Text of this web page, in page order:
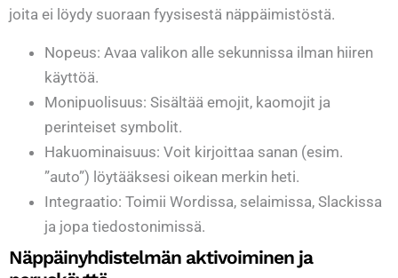
joita ei löydy suoraan fyysisestä näppäimistöstä.
Nopeus: Avaa valikon alle sekunnissa ilman hiiren
käyttöä.
Monipuolisuus: Sisältää emojit, kaomojit ja
perinteiset symbolit.
Hakuominaisuus: Voit kirjoittaa sanan (esim.
”auto”) löytääksesi oikean merkin heti.
Integraatio: Toimii Wordissa, selaimissa, Slackissa
ja jopa tiedostonimissä.
Näppäinyhdistelmän aktivoiminen ja